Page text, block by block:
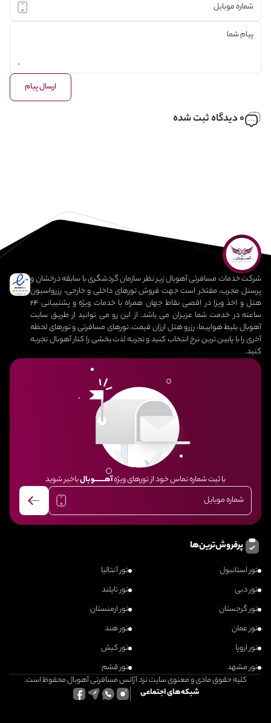
ارسال پیام
0 دیدگاه ثبت شده
شرکت خدمات مسافرتی آهوبال زیر نظر سازمان گردشگری با سابقه درخشان و
پرسنل مجرب، مفتخر است جهت فروش تورهای داخلی و خارجی، رزرواسیون
هتل و اخذ ویزا در اقصی نقاط جهان همراه با خدمات ویژه و پشتیبانی 24
ساعته در خدمت شما عزیزان می باشد. از این رو می توانید از طریق سایت
آهوبال بلیط هواپیما، رزرو هتل ارزان قیمت، تورهای مسافرتی و تورهای لحظه
آخری را با پایین ترین نرخ انتخاب کنید و تجربه لذت بخشی را کنار آهوبال تجربه
کنید.
با ثبت شماره تماس خود از تورهای ویژهآهــــــــوبالباخبر شوید
پرفروش‌ترین‌ها
تور استانبول
تور آنتالیا
تور دبی
تور تایلند
تور گرجستان
تور ارمنستان
تور عمان
تور هند
تور اروپا
تور کیش
تور مشهد
تور قشم
کلیه حقوق مادی و معنوی سایت نزد آژانس مسافرتی آهوبال محفوظ است.
شبکه‌های اجتماعی